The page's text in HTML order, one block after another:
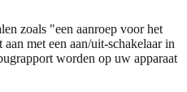
zoals "een aanroep voor het
met een aan/uit-schakelaar in
worden op uw apparaat